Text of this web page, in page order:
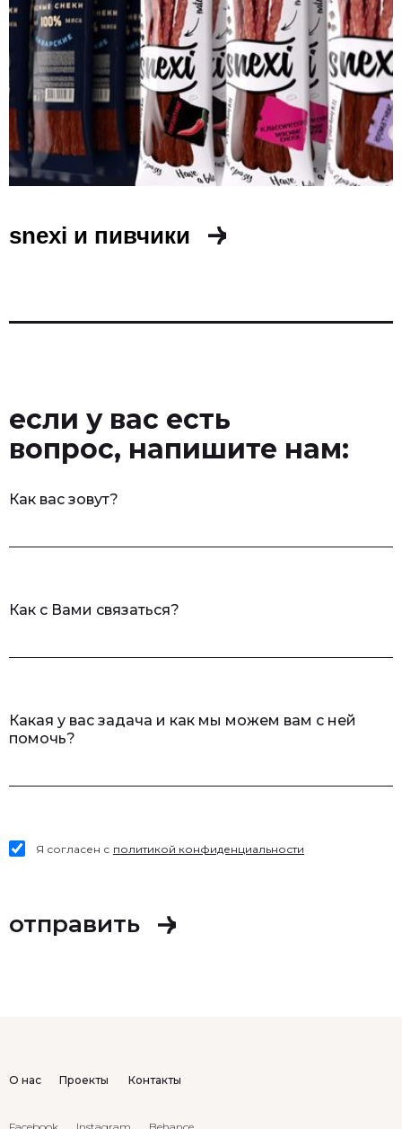
snexi и пивчики
если у вас есть
вопрос, напишите нам:
Как вас зовут?
Как с Вами связаться?
Какая у вас задача и как мы можем вам с ней
помочь?
Я согласен с политикой конфиденциальности
О нас Проекты Контакты